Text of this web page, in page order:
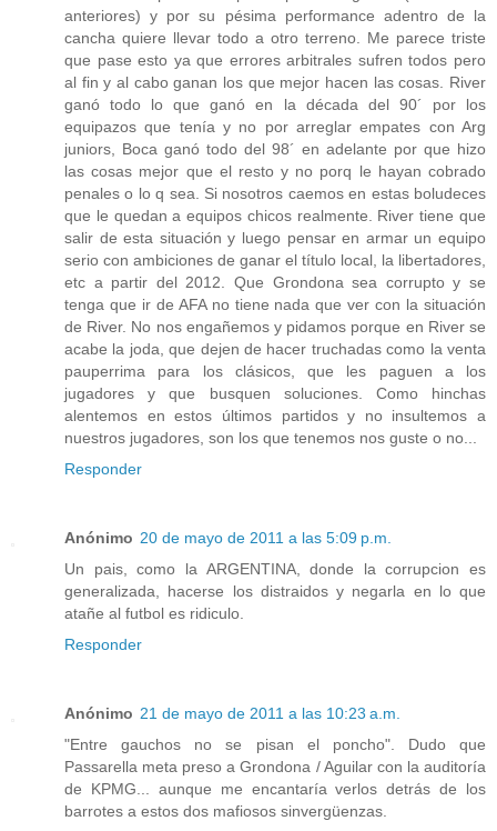
anteriores) y por su pésima performance adentro de la
cancha quiere llevar todo a otro terreno. Me parece triste
que pase esto ya que errores arbitrales sufren todos pero
al fin y al cabo ganan los que mejor hacen las cosas. River
ganó todo lo que ganó en la década del 90´ por los
equipazos que tenía y no por arreglar empates con Arg
juniors, Boca ganó todo del 98´ en adelante por que hizo
las cosas mejor que el resto y no porq le hayan cobrado
penales o lo q sea. Si nosotros caemos en estas boludeces
que le quedan a equipos chicos realmente. River tiene que
salir de esta situación y luego pensar en armar un equipo
serio con ambiciones de ganar el título local, la libertadores,
etc a partir del 2012. Que Grondona sea corrupto y se
tenga que ir de AFA no tiene nada que ver con la situación
de River. No nos engañemos y pidamos porque en River se
acabe la joda, que dejen de hacer truchadas como la venta
pauperrima para los clásicos, que les paguen a los
jugadores y que busquen soluciones. Como hinchas
alentemos en estos últimos partidos y no insultemos a
nuestros jugadores, son los que tenemos nos guste o no...
Responder
Anónimo 20 de mayo de 2011 a las 5:09 p.m.
Un pais, como la ARGENTINA, donde la corrupcion es
generalizada, hacerse los distraidos y negarla en lo que
atañe al futbol es ridiculo.
Responder
Anónimo 21 de mayo de 2011 a las 10:23 a.m.
"Entre gauchos no se pisan el poncho". Dudo que
Passarella meta preso a Grondona / Aguilar con la auditoría
de KPMG... aunque me encantaría verlos detrás de los
barrotes a estos dos mafiosos sinvergüenzas.